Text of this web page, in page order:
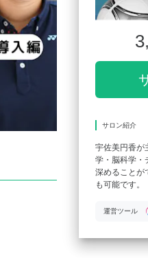
サロン紹介
宇佐美円香が
学・脳科学・
深めることが
も可能です。
運営ツール